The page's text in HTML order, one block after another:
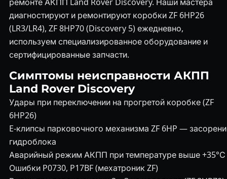
диагностируют и ремонтируют коробки ZF 6HP26
(LR3/LR4), ZF 8HP70 (Discovery 5) ежедневно,
используем специализированное оборудование и
сертифицированные запчасти.
Симптомы неисправности АКПП
Land Rover Discovery
Удары при переключении на прогретой коробке (ZF
6HP26)
E-клипсы парковочного механизма ZF 6HP —
гидроблока
Аварийный режим АКПП при температуре выше +35°С
Ошибки P0730, P17BF (мехатроник ZF)